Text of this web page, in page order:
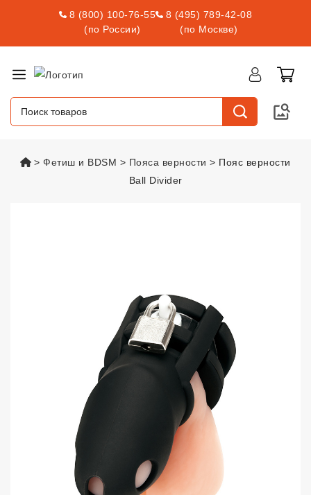
8 (800) 100-76-55
(по России)
8 (495) 789-42-08
(по Москве)
vsexshop.ru
Фетиш и BDSM Пояса верности
Пояс верности
Ball Divider